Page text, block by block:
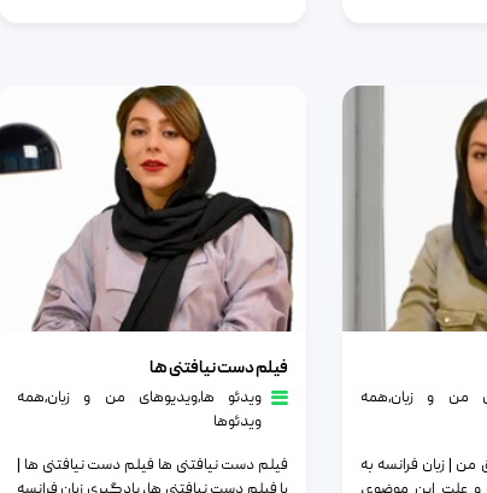
من و زبان٫همه
| زبان فرانسه به
فیلم دست نیافتنی ها
ویدئو ها٫ویدیوهای من و زبان٫همه
ویدئوها
فیلم دست نیافتنی ها فیلم دست نیافتنی ها |